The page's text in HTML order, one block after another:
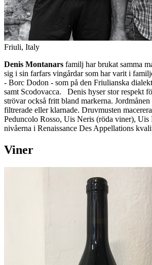
Friuli, Italy
Denis Montanars familj har brukat samma
sig i sin farfars vingårdar som har varit i
- Borc Dodon - som på den Friulianska
samt Scodovacca. Denis hyser stor respekt
strövar också fritt bland markerna.
filtrerade eller klarnade. Druvmusten
Peduncolo Rosso, Uis Neris (röda viner),
nivåerna i Renaissance Des Appellations
Viner